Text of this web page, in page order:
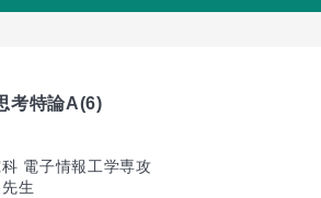
考特論A(6)
電子情報工学専攻
生